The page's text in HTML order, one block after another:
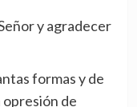
y agradecer
formas y de
opresión de